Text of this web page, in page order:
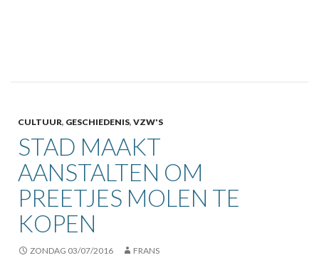
CULTUUR, GESCHIEDENIS, VZW'S
STAD MAAKT
AANSTALTEN OM
PREETJES MOLEN TE
KOPEN
ZONDAG 03/07/2016 FRANS